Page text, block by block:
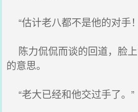
“估计老八都不是他的对手
陈力侃侃而谈的回道，脸
的意思。
“老大已经和他交过手了。”